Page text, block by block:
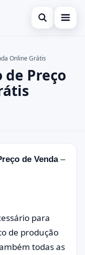
Abrir busca
×
para fechar.
Online Grátis
de Preço
de Venda–
para
de produção
todas as